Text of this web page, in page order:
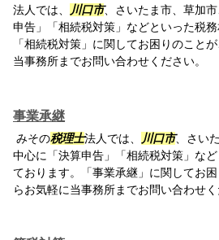
法人では、
川口市、さいたま市、草加
申告」「相続税対策」などといった税務
「相続税対策」に関してお困りのこと
当事務所までお問い合わせください。
事業承継
みその税理士法人では、 川口市、さい
中心に「決算申告」「相続税対策」な
ております。「事業承継」に関してお
らお気軽に当事務所までお問い合わせく